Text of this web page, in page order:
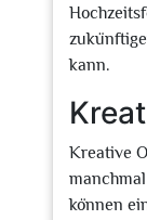
kann.
Kreative
können